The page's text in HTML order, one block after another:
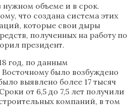
объеме и в срок.
что создана система этих
которые свои дыры
полученных на работу по
президент.
год, по данным
было возбуждено
выявлено более 17 тысяч
от 6,5 до 7,5 лет получили
компаний, в том